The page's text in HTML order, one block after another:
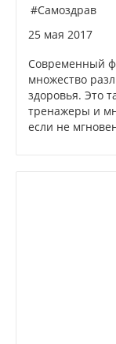
#Самоздрав
25 мая 2017
Современный
множество
здоровья. Это
тренажеры и
если не